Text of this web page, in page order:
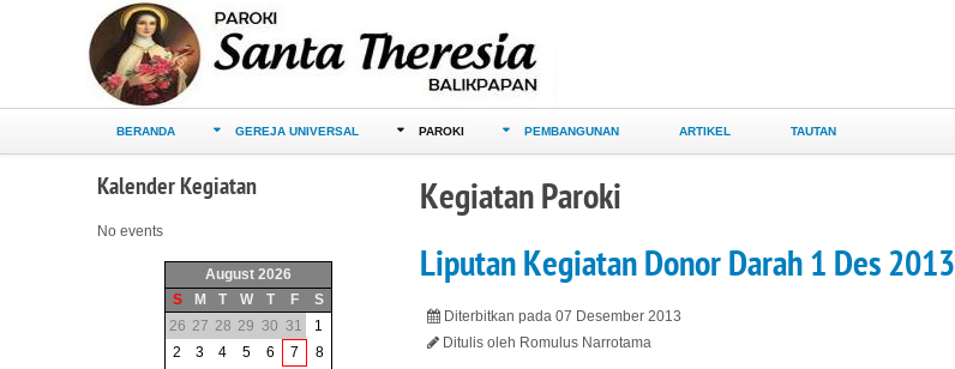
BERANDA GEREJA UNIVERSAL PAROKI PEMBANGUNAN ARTIKEL TAUTAN
Kalender Kegiatan
No events
August 2026
S
M T W T F
S
26 27 28 29 30 31
1
2
3 4 5 6 7
8
Kegiatan Paroki
Liputan Kegiatan Donor Darah 1 Des 2013
Diterbitkan pada 07 Desember 2013
Ditulis oleh Romulus Narrotama